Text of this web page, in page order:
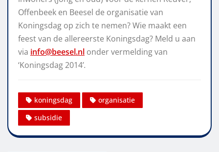
Offenbeek en Beesel de organisatie van
Koningsdag op zich te nemen? Wie maakt een
feest van de allereerste Koningsdag? Meld u aan
via info@beesel.nl onder vermelding van
‘Koningsdag 2014’.
koningsdag
organisatie
subsidie